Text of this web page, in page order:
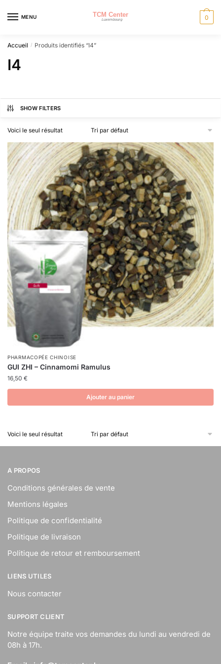
MENU 0
Accueil / Produits identifiés “I4”
I4
SHOW FILTERS
Voici le seul résultat
PHARMACOPÉE CHINOISE
GUI ZHI – Cinnamomi Ramulus
16,50 €
Ajouter au panier
Voici le seul résultat
A PROPOS
Conditions générales de vente
Mentions légales
Politique de confidentialité
Politique de livraison
Politique de retour et remboursement
LIENS UTILES
Nous contacter
SUPPORT CLIENT
Notre équipe traite vos demandes du lundi au vendredi de
08h à 17h.